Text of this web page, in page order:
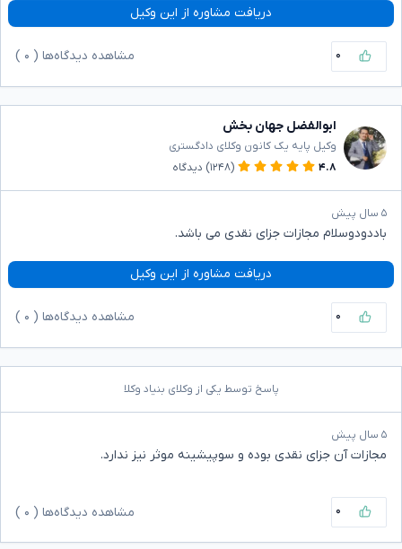
دریافت مشاوره از این وکیل
۰ مشاهده دیدگاه‌ها ( ۰
ابوالفضل جهان بخش
وکیل پایه یک کانون وکلای دادگستری
۴.۸
(۱۲۴۸) دیدگاه
۵ سال پیش
باددودوسلام مجازات جزای نقدی می باشد.
دریافت مشاوره از این وکیل
۰ مشاهده دیدگاه‌ها ( ۰
پاسخ توسط یکی از وکلای بنیاد وکلا
۵ سال پیش
مجازات آن جزای نقدی بوده و سوپیشینه موثر نیز ندارد.
۰ مشاهده دیدگاه‌ها ( ۰